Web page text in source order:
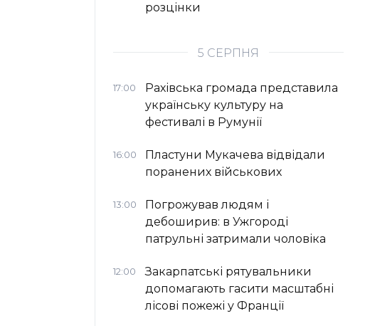
розцінки
5 СЕРПНЯ
17:00
Рахівська громада представила
українську культуру на
фестивалі в Румунії
16:00
Пластуни Мукачева відвідали
поранених військових
13:00
Погрожував людям і
дебоширив: в Ужгороді
патрульні затримали чоловіка
12:00
Закарпатські рятувальники
допомагають гасити масштабні
лісові пожежі у Франції